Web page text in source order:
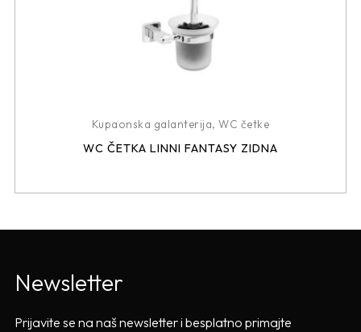
Kupaonska galanterija,WC četke
WC ČETKA LINNI FANTASY ZIDNA
Newsletter
Prijavite se na naš newsletter i besplatno primajte